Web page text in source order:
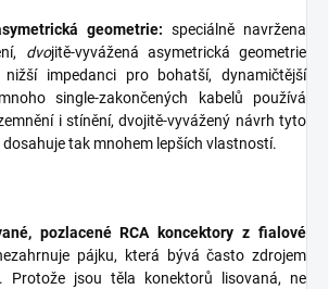
geometrie: speciálně navržena
dvojitě-vyvážená asymetrická geometrie
nižší impedanci pro bohatší, dynamičtější
single-zakončených kabelů používá
i stínění, dvojitě-vyvážený návrh tyto
dosahuje tak mnohem lepších vlastností.
pozlacené RCA koncektory z fialové
pájku, která bývá často zdrojem
Protože jsou těla konektorů lisovaná, ne